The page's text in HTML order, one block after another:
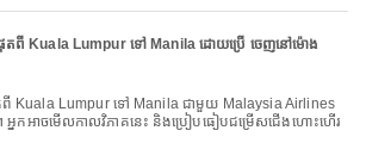
តពី Kuala Lumpur ទៅ Manila ដោយប្រើ ចេញនៅម៉ោង
នកអាចមើលកាលវិភាគនេះ និងប្រៀបធៀបជម្រើសជើងហោះហើរ